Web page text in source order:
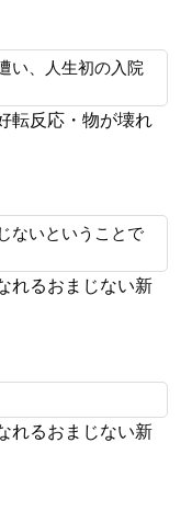
い、人生初の入院
転反応・物が壊れ
ないということで
れるおまじない新
れるおまじない新